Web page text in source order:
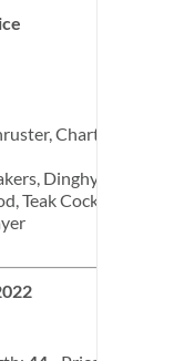
Chart plotter,
Dinghy,
Teak Cockpit